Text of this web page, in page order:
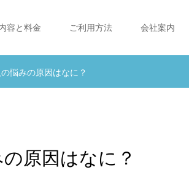
容と料金 ご利用方法 会社案内
悩みの原因はなに？
原因はなに？